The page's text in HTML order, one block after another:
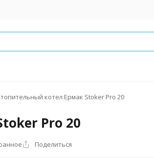
котел Ермак Stoker Pro 20
Pro 20
Поделиться